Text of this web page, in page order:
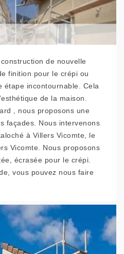
de nouvelle
finition pour le crépi ou
étape incontournable. Cela
de la maison.
, nous proposons une
façades. Nous intervenons
à Villers Vicomte, le
Vicomte. Nous proposons
écrasée pour le crépi.
vous pouvez nous faire